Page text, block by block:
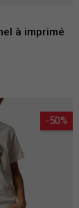
à imprimé
-50%